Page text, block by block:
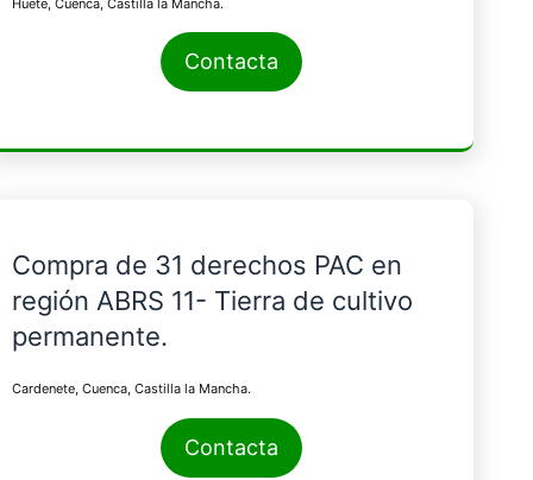
Huete, Cuenca, Castilla la Mancha.
Contacta
Compra de 31 derechos PAC en
región ABRS 11- Tierra de cultivo
permanente.
Cardenete, Cuenca, Castilla la Mancha.
Contacta